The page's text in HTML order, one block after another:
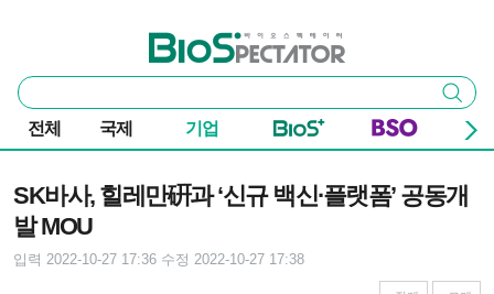
바이오스펙테이터
통
합
검
색
검색
전체 국제 기업
SK바사, 힐레만硏과 ‘신규 백신∙플랫폼’ 공동개
발 MOU
입력 2022-10-27 17:36 수정 2022-10-27 17:38